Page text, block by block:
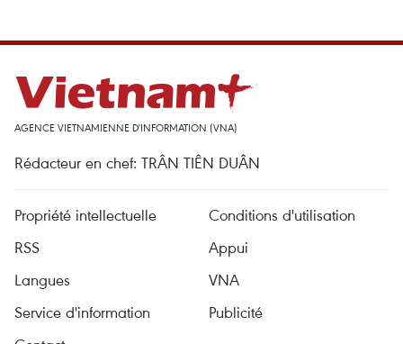
AGENCE VIETNAMIENNE D'INFORMATION (VNA)
Rédacteur en chef: TRÂN TIÊN DUÂN
Propriété intellectuelle
Conditions d'utilisation
RSS
Appui
Langues
VNA
Service d'information
Publicité